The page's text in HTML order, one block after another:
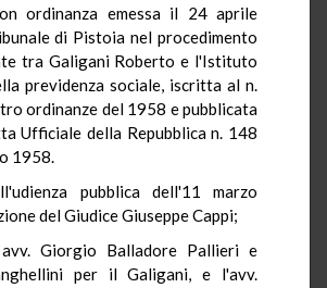
ordinanza emessa il 24 aprile
di Pistoia nel procedimento
tra Galigani Roberto e l'Istituto
previdenza sociale, iscritta al n.
ordinanze del 1958 e pubblicata
Ufficiale della Repubblica n. 148
1958.
pubblica dell'11 marzo
del Giudice Giuseppe Cappi;
Giorgio Balladore Pallieri e
per il Galigani, e l'avv.